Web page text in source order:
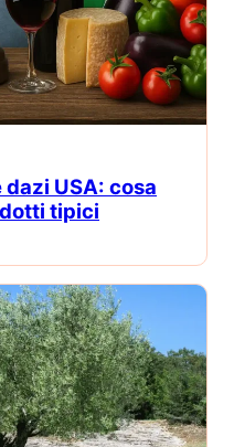
USA: cosa
tipici